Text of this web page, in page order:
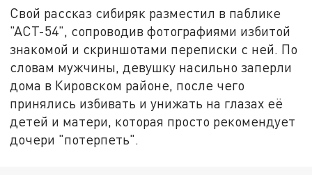
Свой рассказ сибиряк разместил в паблике
"АСТ-54", сопроводив фотографиями избитой
знакомой и скриншотами переписки с ней. По
словам мужчины, девушку насильно заперли
дома в Кировском районе, после чего
принялись избивать и унижать на глазах её
детей и матери, которая просто рекомендует
дочери "потерпеть".